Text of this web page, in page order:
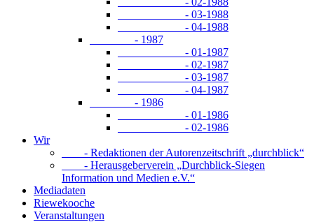
- 03-1988
- 04-1988
- 1987
- 01-1987
- 02-1987
- 03-1987
- 04-1987
- 1986
- 01-1986
- 02-1986
Wir
- Redaktionen der Autorenzeitschrift „durchblick“
- Herausgeberverein „Durchblick-Siegen
Information und Medien e.V.“
Mediadaten
Riewekooche
Veranstaltungen